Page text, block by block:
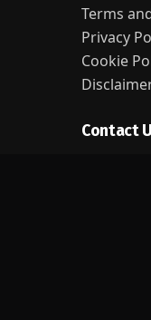
Terms
Privacy
Cookie
Contact